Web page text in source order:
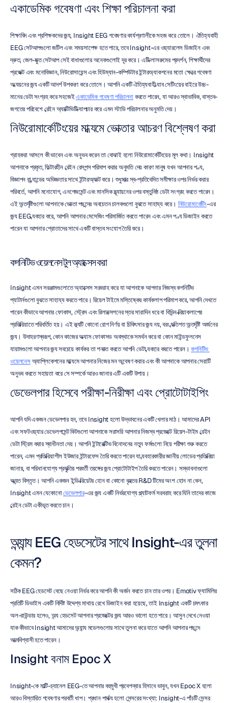
একাডেমিক গবেষণা এবং শিক্ষা পরিচালনা করা
শিক্ষাবিদ এবং প্রশিক্ষকদের জন্য, Insight EEG গবেষণার কার্যপ্রণালীকে সহজ করে তোলে। ঐতিহ্যবাহী
EEG সেটআপগুলো জটিল এবং সময়সাপেক্ষ হতে পারে, তবে Insight-এর ওয়্যারলেস ডিজাইন এবং
দ্রুত, জেল-মুক্ত সেটআপ সেই বাধাগুলোর অনেকগুলোই দূর করে। এটি ক্লাসরুমের প্রদর্শন, শিক্ষার্থীদের
প্রজেক্ট এবং মনোবিজ্ঞান, নিউরোসায়েন্স এবং হিউম্যান-কম্পিউটার ইন্টারঅ্যাকশনের মতো ক্ষেত্রে গবেষণা
অধ্যয়নের জন্য একটি আদর্শ উপকরণ করে তোলে। আপনি একটি ঐতিহ্যবাহী ল্যাব সেটিংয়ের বাইরে উচ্চ-
মানের ডেটা সংগ্রহ করে সহজেই একাডেমিক গবেষণা পরিচালনা করতে পারেন, যা আরও স্বাভাবিক, বাস্তব-
জগতের পরিবেশে ব্রেইন অ্যাক্টিভিটি ক্যাপচার করে এমন স্টাডি পরিচালনার অনুমতি দেয়।
নিউরোমার্কেটিংয়ের মাধ্যমে ভোক্তার আচরণ বিশ্লেষণ করা
গ্রাহকরা আসলে কী ভাবেন এবং অনুভব করেন তা বোঝাই হলো নিউরোমার্কেটিংয়ের মূল কথা। Insight
আপনাকে প্রকৃত, ফিল্টারহীন ব্রেইন রেসপন্স পরিমাপ করার অনুমতি দেয় কারণ মানুষ যখন আপনার পণ্য,
বিজ্ঞাপন বা ব্র্যান্ডের অভিজ্ঞতার সাথে ইন্টারঅ্যাক্ট করে। শুধুমাত্র স্ব-প্রতিবেদিত সমীক্ষার ওপর নির্ভর করার
পরিবর্তে, আপনি মনোযোগ, এনগেজমেন্ট এবং মানসিক মূল্যায়নের ওপর বস্তুনিষ্ঠ ডেটা সংগ্রহ করতে পারেন।
এই অন্তর্দৃষ্টিগুলো আপনাকে ভোক্তা পছন্দের অবচেতন চালকগুলো বুঝতে সাহায্য করে। নিউরোমার্কেটিং-এর
জন্য EEG ব্যবহার করে, আপনি আপনার মেসেজিং পরিমার্জিত করতে পারেন এবং এমন পণ্য ডিজাইন করতে
পারেন যা আপনার শ্রোতাদের সাথে একটি বাস্তব সংযোগ তৈরি করে।
কগনিটিভ ওয়েলনেস টুল অ্যাক্সেস করা
Insight এমন সরঞ্জামগুলোতে অ্যাক্সেস সরবরাহ করে যা আপনাকে আপনার নিজস্ব কগনিটিভ
প্যাটার্নগুলো বুঝতে সাহায্য করতে পারে। রিয়েল টাইমে মস্তিষ্কের কার্যকলাপ পরিমাপ করে, আপনি দেখতে
পারেন কীভাবে আপনার ফোকাস, স্ট্রেস এবং রিলাক্সেশনের স্তর সারাদিন ধরে বা বিভিন্ন ক্রিয়াকলাপের
প্রতিক্রিয়াতে পরিবর্তিত হয়। এই তথ্যটি কোনো রোগ নির্ণয় বা চিকিৎসার জন্য নয়, বরং ব্যক্তিগত অন্তর্দৃষ্টি অর্জনের
জন্য। উদাহরণস্বরূপ, কোন কাজের অভ্যাস ফোকাসড অবস্থাকে সমর্থন করে বা কোন মাইন্ডফুলনেস
ব্যায়ামগুলো আপনার জন্য সবচেয়ে কার্যকর তা শনাক্ত করতে আপনি ডেটা ব্যবহার করতে পারেন। কগনিটিভ
ওয়েলনেস অ্যাপ্লিকেশনের মাধ্যমে আপনার নিজের মন অন্বেষণ করার এবং কী আপনাকে আপনার সেরাটি
অনুভব করতে সহায়তা করে সে সম্পর্কে আরও জানার এটি একটি উপায়।
ডেভেলপার হিসেবে পরীক্ষা-নিরীক্ষা এবং প্রোটোটাইপিং
আপনি যদি একজন ডেভেলপার হন, তবে Insight হলো উদ্ভাবনের একটি খেলার মাঠ। আমাদের API
এবং সফটওয়্যার ডেভেলপমেন্ট কিটগুলো আপনাকে সরাসরি আপনার নিজস্ব প্রজেক্টে রিয়েল-টাইম ব্রেইন
ডেটা স্ট্রিম করার স্বাধীনতা দেয়। আপনি ইন্টারেক্টিভ বিনোদনের নতুন ফর্মগুলো নিয়ে পরীক্ষা শুরু করতে
পারেন, এমন প্রতিক্রিয়াশীল ইউজার ইন্টারফেস তৈরি করতে পারেন যা ব্যবহারকারীর জ্ঞানীয় লোডের প্রতিক্রিয়া
জানায়, বা পরিধানযোগ্য প্রযুক্তির পরবর্তী তরঙ্গের জন্য প্রোটোটাইপ তৈরি করতে পারেন। সম্ভাবনাগুলো
অত্যন্ত বিস্তৃত। আপনি একজন ইন্ডি ক্রিয়েটর হোন বা কোনো বৃহত্তর R&D টিমের অংশ হোন না কেন,
Insight এমন যেকোনো ডেভেলপার-এর জন্য একটি নির্ভরযোগ্য প্ল্যাটফর্ম সরবরাহ করে যিনি তাদের কাজে
ব্রেইন ডেটা একীভূত করতে চান।
অন্যান্য EEG হেডসেটের সাথে Insight-এর তুলনা
কেমন?
সঠিক EEG হেডসেট বেছে নেওয়া নির্ভর করে আপনি কী অর্জন করতে চান তার ওপর। Emotiv ফ্যামিলির
প্রতিটি ডিভাইস একটি নির্দিষ্ট উদ্দেশ্য মাথায় রেখে ডিজাইন করা হয়েছে, তাই Insight একটি চমৎকার
অল-রাউন্ডার হলেও, অন্য হেডসেট আপনার প্রজেক্টের জন্য আরও ভালো হতে পারে। আসুন দেখে নেওয়া
যাক কীভাবে Insight আমাদের অন্যান্য মডেলগুলোর সাথে তুলনা করে যাতে আপনি আপনার পছন্দে
আত্মবিশ্বাসী হতে পারেন।
Insight বনাম Epoc X
Insight-কে মাল্টি-চ্যানেল EEG-তে আপনার বহুমুখী প্রবেশদ্বার হিসাবে ভাবুন, যখন Epoc X হলো
আরও বিস্তারিত গবেষণার পরবর্তী ধাপ। প্রধান পার্থক্য হলো সেন্সরের সংখ্যা: Insight-এ পাঁচটি সেন্সর